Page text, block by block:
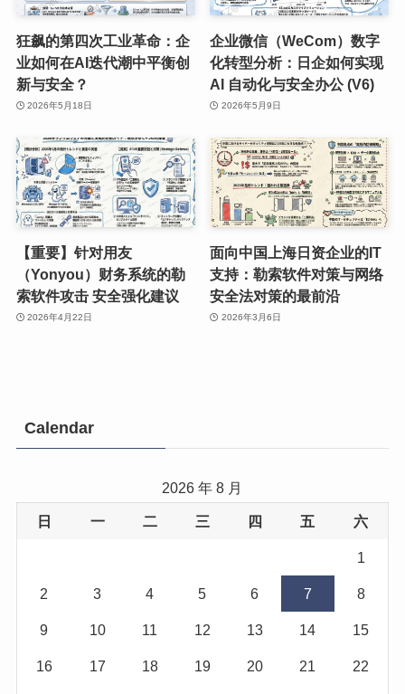
狂飙的第四次工业革命：企
业如何在AI迭代潮中平衡创
新与安全？
2026年5月18日
企业微信（WeCom）数字
化转型分析：日企如何实现
AI 自动化与安全办公 (V6)
2026年5月9日
【重要】针对用友
（Yonyou）财务系统的勒
索软件攻击 安全强化建议
2026年4月22日
面向中国上海日资企业的IT
支持：勒索软件对策与网络
安全法对策的最前沿
2026年3月6日
Calendar
2026 年 8 月
日 一 二 三 四 五 六
1
2 3 4 5 6 7 8
9 10 11 12 13 14 15
16 17 18 19 20 21 22